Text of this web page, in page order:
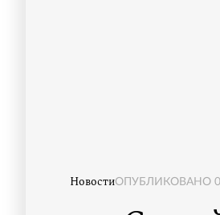
НовостиОПУБЛИКОВАНО